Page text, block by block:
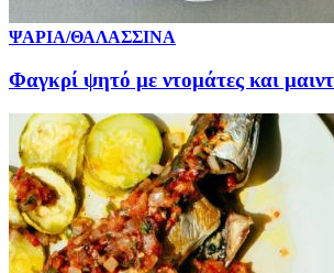
ΨΑΡΙΑ/ΘΑΛΑΣΣΙΝΑ
Φαγκρί ψητό με ντομάτες και